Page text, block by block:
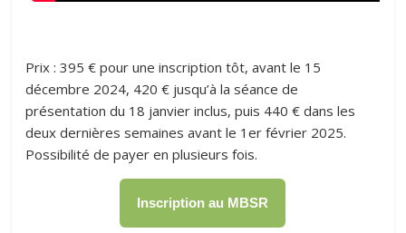
Prix : 395 € pour une inscription tôt, avant le 15
décembre 2024, 420 € jusqu’à la séance de
présentation du 18 janvier inclus, puis 440 € dans les
deux dernières semaines avant le 1er février 2025.
Possibilité de payer en plusieurs fois.
Inscription au MBSR